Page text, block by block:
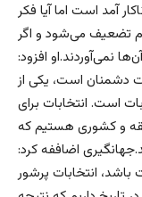
آمد است اما آیا فکر
تضعیف می‌شود و اگر
نمی‌آوردند.او افزود:
دشمنان است، یکی از
است. انتخابات برای
و کشوری هستیم که
اضاففه کرد:
انتخابات پرشور